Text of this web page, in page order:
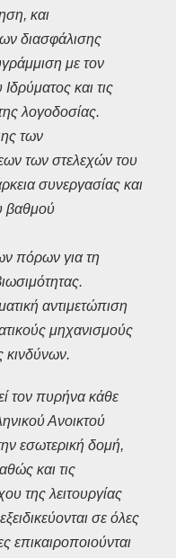
και
διασφάλισης
με τον
και τις
λογοδοσίας.
των
των στελεχών του
συνεργασίας και
βαθμού
πόρων για τη
αντιμετώπιση
μηχανισμούς
κινδύνων.
τον πυρήνα κάθε
Ανοικτού
εσωτερική δομή,
και τις
της λειτουργίας
σε όλες
επικαιροποιούνται